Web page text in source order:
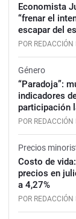
Economista
“frenar el
escapar del
POR REDACCIÓN
Género
“Paradoja”:
indicadores
participación
POR REDACCIÓN
Precios
Costo de
precios en
a 4,27%
POR REDACCIÓN